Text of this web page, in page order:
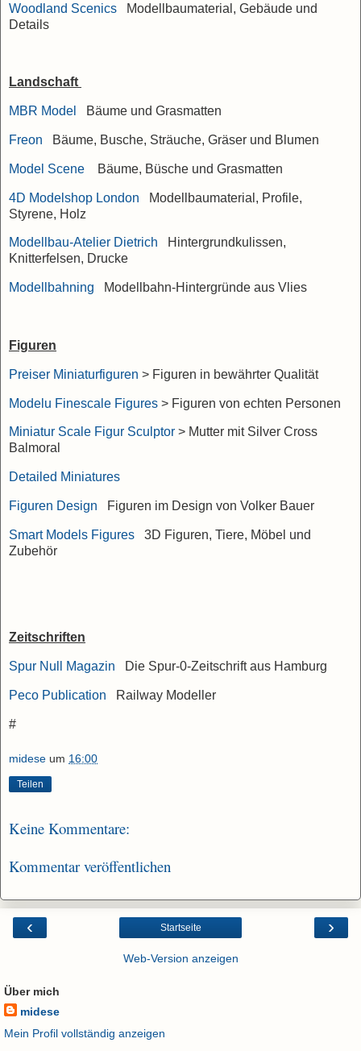
Woodland Scenics Modellbaumaterial, Gebäude und
Details
Landschaft
MBR Model Bäume und Grasmatten
Freon Bäume, Busche, Sträuche, Gräser und Blumen
Model Scene Bäume, Büsche und Grasmatten
4D Modelshop London Modellbaumaterial, Profile,
Styrene, Holz
Modellbau-Atelier Dietrich Hintergrundkulissen,
Knitterfelsen, Drucke
Modellbahning Modellbahn-Hintergründe aus Vlies
Figuren
Preiser Miniaturfiguren > Figuren in bewährter Qualität
Modelu Finescale Figures > Figuren von echten Personen
Miniatur Scale Figur Sculptor > Mutter mit Silver Cross
Balmoral
Detailed Miniatures
Figuren Design Figuren im Design von Volker Bauer
Smart Models Figures 3D Figuren, Tiere, Möbel und
Zubehör
Zeitschriften
Spur Null Magazin Die Spur-0-Zeitschrift aus Hamburg
Peco Publication Railway Modeller
#
midese um 16:00
Teilen
Keine Kommentare:
Kommentar veröffentlichen
‹ ›
Startseite
Web-Version anzeigen
Über mich
midese
Mein Profil vollständig anzeigen